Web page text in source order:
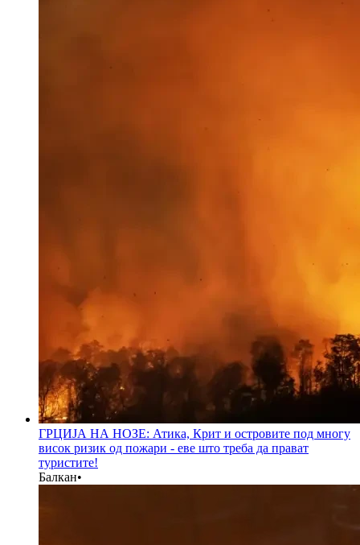
ГРЦИЈА НА НОЗЕ: Атика, Крит и островите под многу
висок ризик од пожари - еве што треба да прават
туристите!
Балкан•